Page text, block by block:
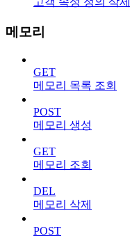
메모리
GET
메모리 목록 조회
POST
메모리 생성
GET
메모리 조회
DEL
메모리 삭제
POST